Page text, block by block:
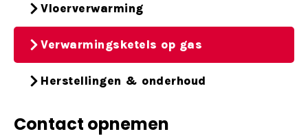
Vloerverwarming
Verwarmingsketels op gas
Herstellingen & onderhoud
Contact opnemen